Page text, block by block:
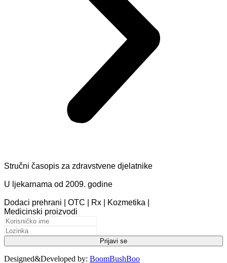
Stručni časopis za zdravstvene djelatnike
U ljekarnama od 2009. godine
Dodaci prehrani | OTC | Rx | Kozmetika |
Medicinski proizvodi
Designed&Developed by: BoomBushBoo